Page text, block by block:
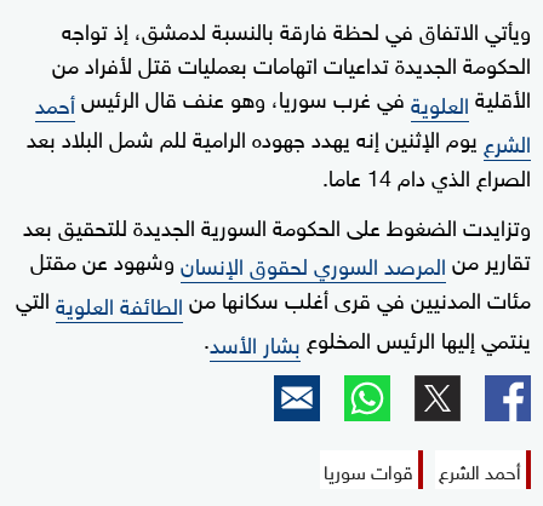
ويأتي الاتفاق في لحظة فارقة بالنسبة لدمشق، إذ تواجه
الحكومة الجديدة تداعيات اتهامات بعمليات قتل لأفراد من
الأقليةالعلويةفي غرب سوريا، وهو عنف قال الرئيسأحمد
الشرع يوم الإثنين إنه يهدد جهوده الرامية للم شمل البلاد بعد
الصراع الذي دام 14 عاما.
وتزايدت الضغوط على الحكومة السورية الجديدة للتحقيق بعد
تقارير منالمرصد السوري لحقوق الإنسانوشهود عن مقتل
مئات المدنيين في قرى أغلب سكانها منالطائفة العلويةالتي
ينتمي إليها الرئيس المخلوع بشار الأسد.
أحمد الشرع قوات سوريا